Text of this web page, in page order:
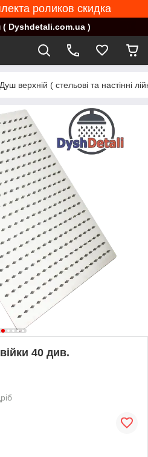
роликов скидка
( Dyshdetali.com.ua )
Душ верхній ( стельові та настінні
40 див.